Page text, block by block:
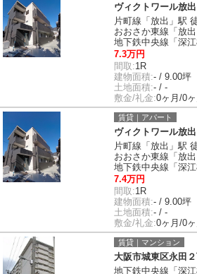
ヴィクトワール放出
片町線「放出」駅
おおさか東線「放
地下鉄中央線「深
7.3万円
間取:1R
建物面積:- / 9.00坪
土地面積:- / -
敷金/礼金:0ヶ月/0ヶ
賃貸｜アパート
ヴィクトワール放出
片町線「放出」駅
おおさか東線「放
地下鉄中央線「深
7.4万円
間取:1R
建物面積:- / 9.00坪
土地面積:- / -
敷金/礼金:0ヶ月/0ヶ
賃貸｜マンション
大阪市城東区永田
地下鉄中央線「深